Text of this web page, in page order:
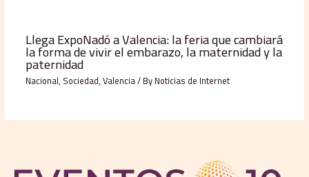
Llega ExpoNadó a Valencia: la feria que cambiará
la forma de vivir el embarazo, la maternidad y la
paternidad
Nacional, Sociedad,Valencia/ ByNoticias de Internet